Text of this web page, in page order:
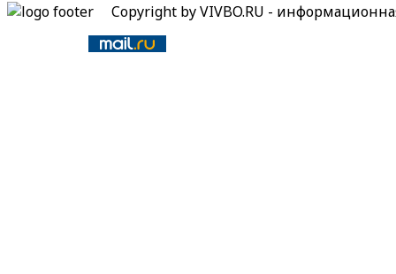
Copyright by VIVBO.RU -